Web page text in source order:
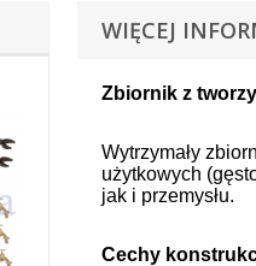
WIĘCEJ
Zbiornik z
Wytrzymały
użytkowych
jak i przemysłu.
Cechy